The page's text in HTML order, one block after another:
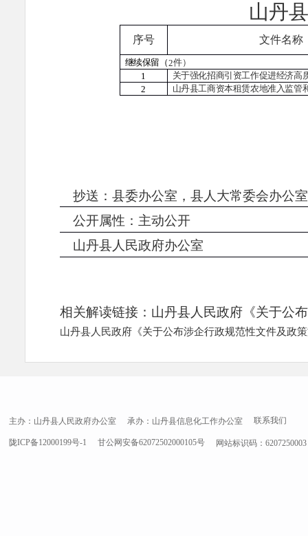
山丹
序号 文件名称
继续保留（2件）
1
关于强化招商引资工作促进经济高
2
山丹县工商资本租赁农地准入监管
抄送：县委办公室 ，县人大常委会办公室
公开属性：主动公开
山丹县人民政府办公
相关解读链接： 山丹县人民政府《关于公
山丹县人民政府《关于公布涉企行政规范性文件及政
主办：山丹县人民政府办公室 承办：山丹县信息化工作办公室 联系我们
陇ICP备12000199号-1 甘公网安备62072502000105号 网站标识码：6207250003